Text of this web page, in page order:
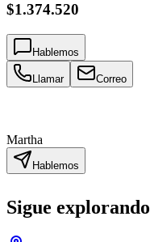
$1.374.520
Hablemos
Llamar Correo
Martha
Hablemos
Sigue explorando